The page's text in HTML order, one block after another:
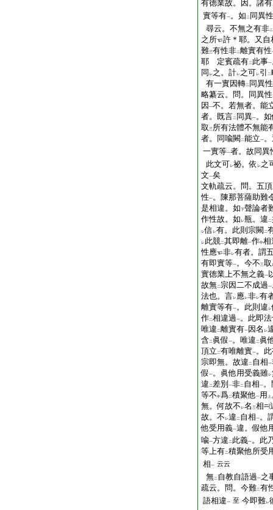
有徳業故。因。諸有
實等有一。如 二 同異性
尋云。不無之有非二
之所
許＊耶。又自
難三有性非二離實有性
耶 定賓疏有二 此事一
同 レ之。計レ之可レ引 二
有一實因轉二 同異性
略纂云。問。同異
因 一不。若無者。能
者。既言二 同異一。
取三所有法體不無能
者。同喩闕 二能立一
一實等一者。故同異
此文可レ祕。依 レ之
文一矣
文軌疏云。問。五
性一。陳那菩薩助難
是相違。如下聲論者
作性故。如 レ瓶。違 二
レ信 レ有。此則宗闕 二
レ此競二其即離一作中相
性應
非レ有者。謂
有即實等一。今不三取
實徳業上不無之義一
故無二宗因二不成過一
法也。言レ應レ非レ有
離實等有一。此則違 レ
作二相違過一。此即
唯違 二離實有一 因名 レ
含二 眞假 一。唯違 二 眞
頂立 二有唯離實一。
宗即無。故違 二 自相一
假 一。眞他用受義雖レ
違 二差別 一非二 自相一
等不中爲二積聚他一用 上
無。何故不 レ名 三相
故。不 レ違 二 自相一。
他受用義一違。假他
喩一方違 二 此義一。此
等上有二積聚他所受
相一 云云
無二 自教自語過一之
疏云。問。今難二有
語相違一 至 今即難レ